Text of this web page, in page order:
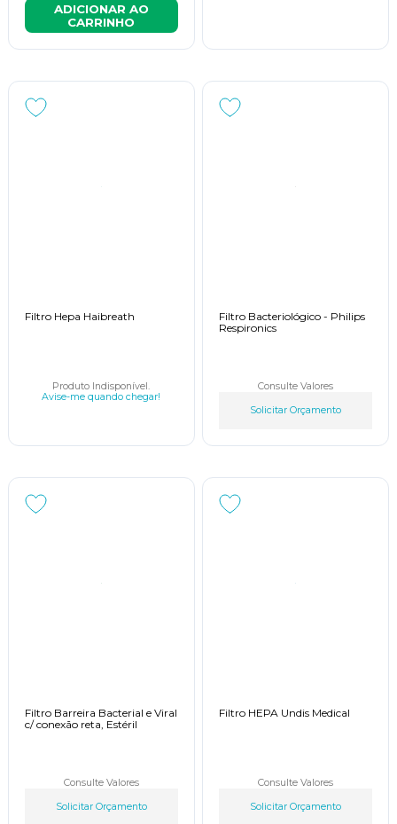
ADICIONAR AO
CARRINHO
Filtro Hepa Haibreath
Produto Indisponível.
Avise-me quando chegar!
Filtro Bacteriológico - Philips
Respironics
Consulte Valores
Solicitar Orçamento
Filtro Barreira Bacterial e Viral
c/ conexão reta, Estéril
Consulte Valores
Solicitar Orçamento
Filtro HEPA Undis Medical
Consulte Valores
Solicitar Orçamento